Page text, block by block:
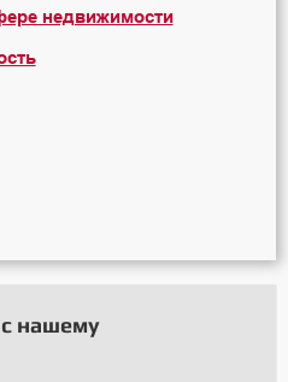
недвижимости
нашему